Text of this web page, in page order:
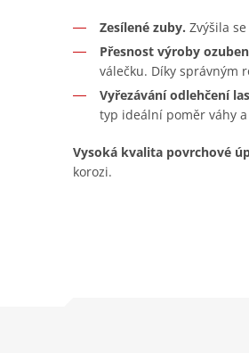
Zesílené zuby. Zvýšila
Přesnost výroby
válečku. Díky správným
Vyřezávání odlehčení
typ ideální poměr váhy
Vysoká kvalita povrchové
korozi.